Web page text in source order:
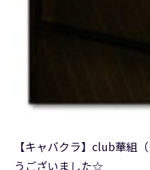
【キャバクラ】club華組
うございました☆